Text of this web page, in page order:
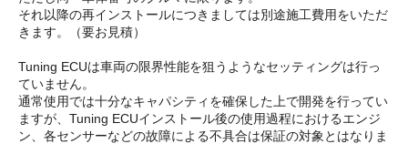
それ以降の再インストールにつきましては別途施工費用をいただ
きます。（要お見積）
Tuning ECUは車両の限界性能を狙うようなセッティングは行っ
ていません。
通常使用では十分なキャパシティを確保した上で開発を行ってい
ますが、Tuning ECUインストール後の使用過程におけるエンジ
ン、各センサーなどの故障による不具合は保証の対象とはなりま